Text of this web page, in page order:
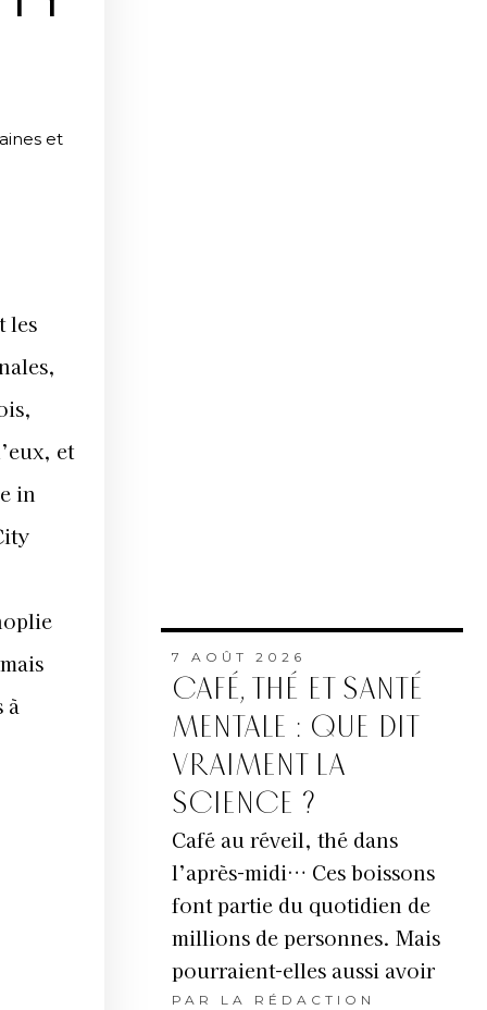
et
les
et
in
à
7 AOÛT 2026
CAFÉ, THÉ ET SANTÉ
MENTALE : QUE DIT
VRAIMENT LA
SCIENCE ?
Café au réveil, thé dans
l’après-midi… Ces boissons
font partie du quotidien de
millions de personnes. Mais
pourraient-elles aussi avoir
PAR LA RÉDACTION